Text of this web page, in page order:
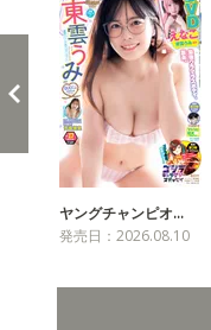
ヤングチャンピオ…
発売日：2026.08.10